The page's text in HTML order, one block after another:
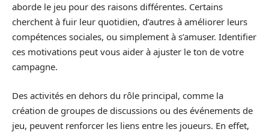
aborde le jeu pour des raisons différentes. Certains
cherchent à fuir leur quotidien, d’autres à améliorer leurs
compétences sociales, ou simplement à s’amuser. Identifier
ces motivations peut vous aider à ajuster le ton de votre
campagne.
Des activités en dehors du rôle principal, comme la
création de groupes de discussions ou des événements de
jeu, peuvent renforcer les liens entre les joueurs. En effet,